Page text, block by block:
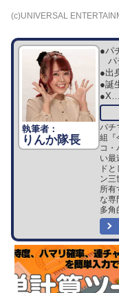
(c)UNIVERSAL
りんか隊長
●パ
パ
●出
●誕
●X…
パチ
組『
コ・
い最
ド
ン三
所有
な専
多角